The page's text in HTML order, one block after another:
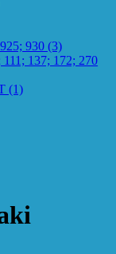
930 (3)
137; 172; 270
(1)